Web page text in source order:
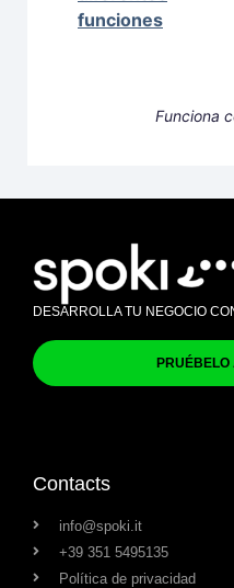
funciones
Funciona
DESARROLLA TU NEGOCIO
Contacts
info@spoki.it
+39 351 5495135
Política de privacidad